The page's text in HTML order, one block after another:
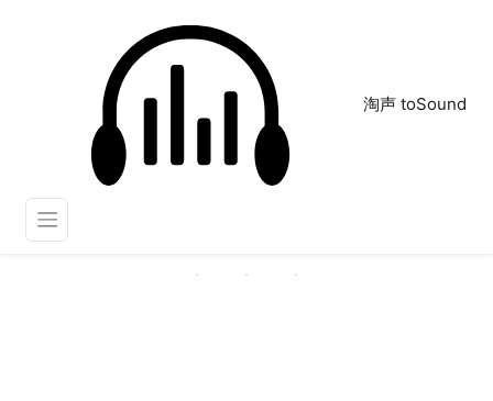
淘声 toSound
陨石降落
正在为您搜索声音资源